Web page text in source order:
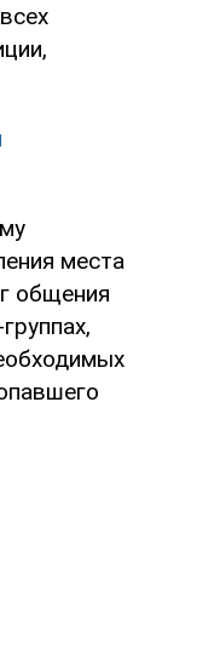
места
общения